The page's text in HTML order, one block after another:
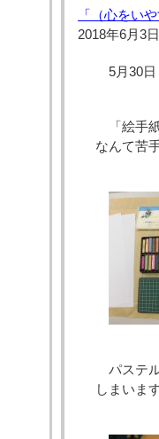
「（心をい
2018年6月3
5月30
「絵手
なんて苦
パステ
しまいます